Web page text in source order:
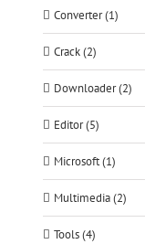
Converter (1)
Crack (2)
Downloader (2)
Editor (5)
Microsoft (1)
Multimedia (2)
Tools (4)